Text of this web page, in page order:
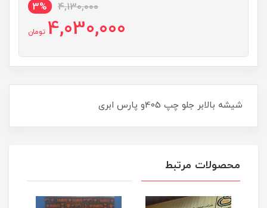
4,130,000
3%
4,030,000 تومان
شیشه بالابر جلو چپ 405و پارس ابری
محصولات مرتبط